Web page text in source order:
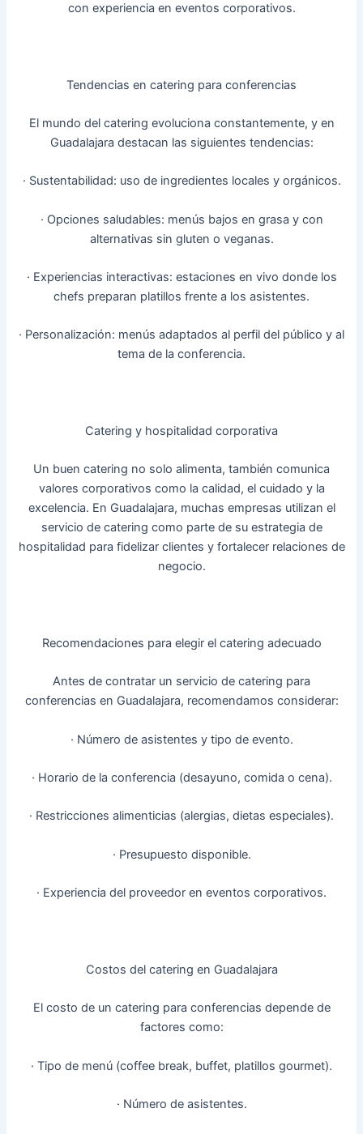
con experiencia en eventos corporativos.
Tendencias en catering para conferencias
El mundo del catering evoluciona constantemente, y en
Guadalajara destacan las siguientes tendencias:
· Sustentabilidad: uso de ingredientes locales y orgánicos.
· Opciones saludables: menús bajos en grasa y con
alternativas sin gluten o veganas.
· Experiencias interactivas: estaciones en vivo donde los
chefs preparan platillos frente a los asistentes.
· Personalización: menús adaptados al perfil del público y al
tema de la conferencia.
Catering y hospitalidad corporativa
Un buen catering no solo alimenta, también comunica
valores corporativos como la calidad, el cuidado y la
excelencia. En Guadalajara, muchas empresas utilizan el
servicio de catering como parte de su estrategia de
hospitalidad para fidelizar clientes y fortalecer relaciones de
negocio.
Recomendaciones para elegir el catering adecuado
Antes de contratar un servicio de catering para
conferencias en Guadalajara, recomendamos considerar:
· Número de asistentes y tipo de evento.
· Horario de la conferencia (desayuno, comida o cena).
· Restricciones alimenticias (alergias, dietas especiales).
· Presupuesto disponible.
· Experiencia del proveedor en eventos corporativos.
Costos del catering en Guadalajara
El costo de un catering para conferencias depende de
factores como:
· Tipo de menú (coffee break, buffet, platillos gourmet).
· Número de asistentes.